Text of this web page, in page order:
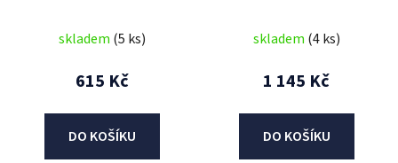
skladem (5 ks)
615 Kč
DO KOŠÍKU
skladem (4 ks)
1 145 Kč
DO KOŠÍKU